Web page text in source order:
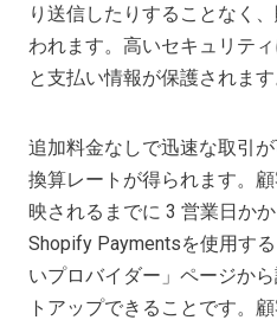
り送信したりすることなく
われます。高いセキュリテ
と支払い情報が保護されます
追加料金なしで迅速な取引
換算レートが得られます。
映されるまでに 3 営業日かか
Shopify Paymentsを使用す
いプロバイダー」ページか
トアップできることです。